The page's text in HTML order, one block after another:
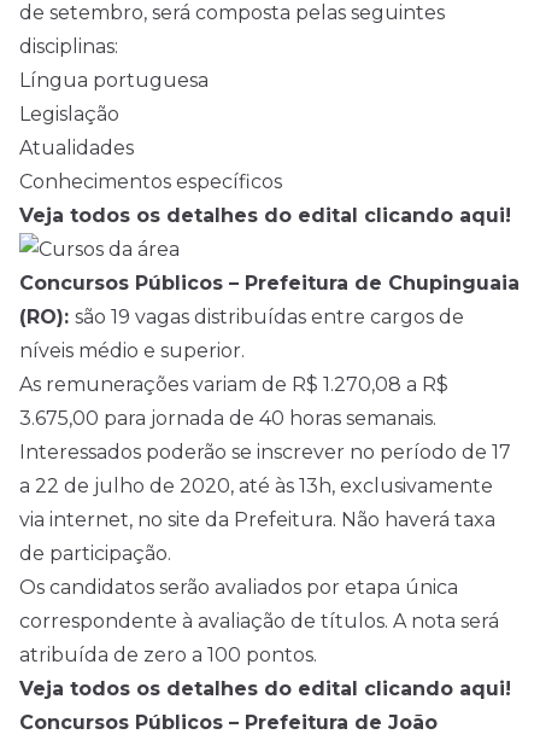
de setembro, será composta pelas seguintes
disciplinas:
Língua portuguesa
Legislação
Atualidades
Conhecimentos específicos
Veja todos os detalhes do edital clicando aqui!
Concursos Públicos – Prefeitura de Chupinguaia
(RO): são 19 vagas distribuídas entre cargos de
níveis médio e superior.
As remunerações variam de R$ 1.270,08 a R$
3.675,00 para jornada de 40 horas semanais.
Interessados poderão se inscrever no período de 17
a 22 de julho de 2020, até às 13h, exclusivamente
via internet, no site da Prefeitura. Não haverá taxa
de participação.
Os candidatos serão avaliados por etapa única
correspondente à avaliação de títulos. A nota será
atribuída de zero a 100 pontos.
Veja todos os detalhes do edital clicando aqui!
Concursos Públicos – Prefeitura de João